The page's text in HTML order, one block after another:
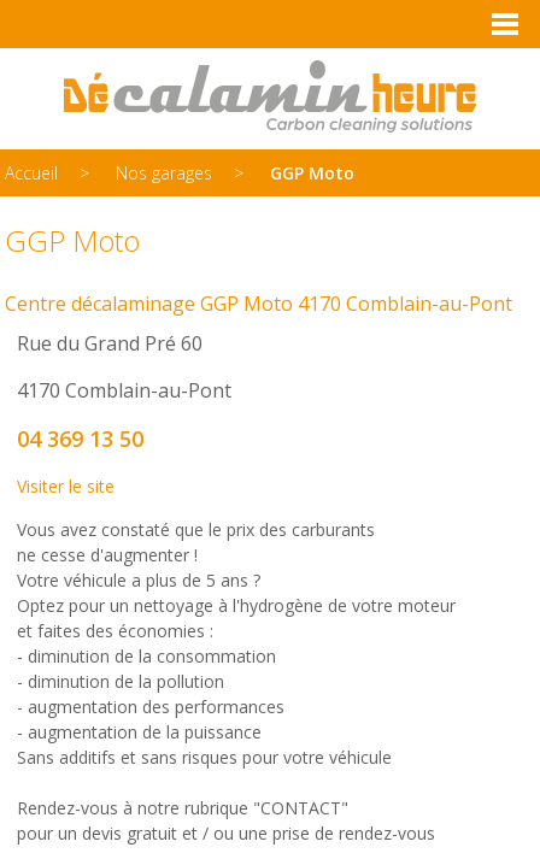
Accueil Nos garages GGP Moto
GGP Moto
Centre décalaminage GGP Moto 4170 Comblain-au-Pont
Rue du Grand Pré 60
4170 Comblain-au-Pont
04 369 13 50
Visiter le site
Vous avez constaté que le prix des carburants
ne cesse d'augmenter !
Votre véhicule a plus de 5 ans ?
Optez pour un nettoyage à l'hydrogène de votre moteur
et faites des économies :
- diminution de la consommation
- diminution de la pollution
- augmentation des performances
- augmentation de la puissance
Sans additifs et sans risques pour votre véhicule
Rendez-vous à notre rubrique "CONTACT"
pour un devis gratuit et / ou une prise de rendez-vous